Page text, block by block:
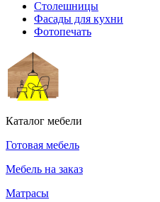
Столешницы
Фасады для кухни
Фотопечать
Каталог мебели
Готовая мебель
Мебель на заказ
Матрасы